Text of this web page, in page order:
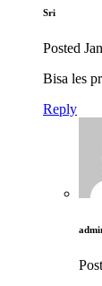
Sri
Posted
Bisa les
Reply